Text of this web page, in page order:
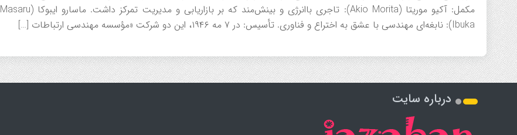
مکمل: آکیو موریتا (Akio Morita): تاجری باانرژی و بینش‌مند که بر بازاریابی و مدیریت تمرکز داشت. ماسارو ایبوکا (Masaru
Ibuka): نابغه‌ای مهندسی با عشق به اختراع و فناوری. تأسیس: در ۷ مه ۱۹۴۶، این دو شرکت «مؤسسه مهندسی ارتباطات […]
درباره سایت